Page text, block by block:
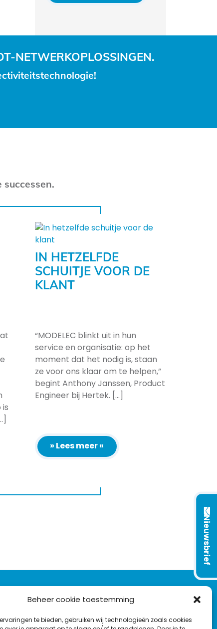
Beheer cookie toestemming
te bieden, gebruiken wij technologieën zoals cookies
NETWERKOPLOSSINGEN.
IN HETZELFDE
SCHUITJE VOOR DE
KLANT
“MODELEC blinkt uit in hun
service en organisatie: op het
moment dat het nodig is, staan
ze voor ons klaar om te helpen,”
begint Anthony Janssen, Product
Engineer bij Hertek. [...]
» Lees meer «
Nieuwsbrief